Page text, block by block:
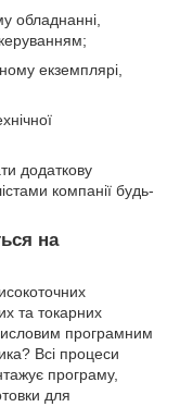
обладнанні,
екземплярі,
додаткову
компанії будь-
на
та токарних
програмним
Всі процеси
програму,
для